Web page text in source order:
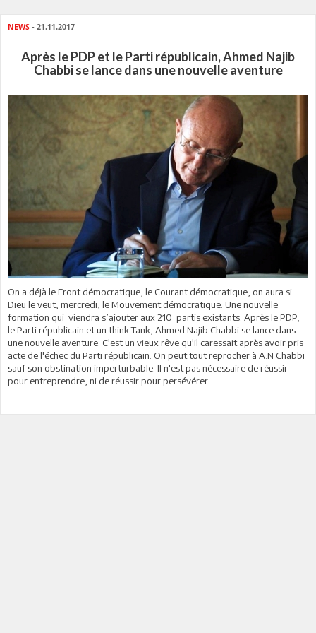
NEWS - 21.11.2017
Après le PDP et le Parti républicain, Ahmed Najib
Chabbi se lance dans une nouvelle aventure
On a déjà le Front démocratique, le Courant démocratique, on aura si
Dieu le veut, mercredi, le Mouvement démocratique. Une nouvelle
formation qui viendra s’ajouter aux 210 partis existants. Après le PDP,
le Parti républicain et un think Tank, Ahmed Najib Chabbi se lance dans
une nouvelle aventure. C'est un vieux rêve qu'il caressait après avoir pris
acte de l'échec du Parti républicain. On peut tout reprocher à A.N Chabbi
sauf son obstination imperturbable. Il n'est pas nécessaire de réussir
pour entreprendre, ni de réussir pour persévérer.